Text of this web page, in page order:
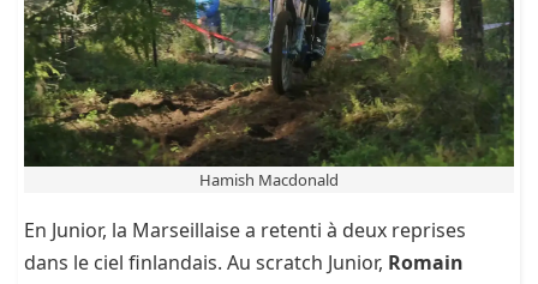
Hamish Macdonald
En Junior, la Marseillaise a retenti à deux reprises
dans le ciel finlandais. Au scratch Junior, Romain